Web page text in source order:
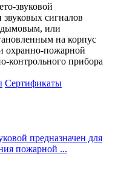
звуковой
звуковых сигналов
дымовым, или
на корпус
охранно-пожарной
контрольного прибора
Сертификаты
предназначен для
пожарной ...